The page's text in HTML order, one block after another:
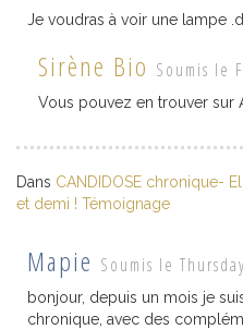
Je voudras à voir une lampe
Sirène Bio Soumis le
Vous pouvez en trouver sur
Dans CANDIDOSE chronique-
et demi ! Témoignage
Mapie Soumis le
bonjour, depuis un mois je
chronique, avec des